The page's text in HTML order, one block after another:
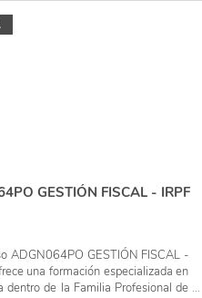
GESTIÓN FISCAL - IRPF
ADGN064PO GESTIÓN FISCAL -
una formación especializada en
dentro de la Familia Profesional de